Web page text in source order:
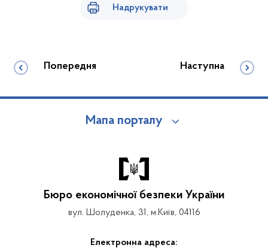
Надрукувати
Попередня Наступна
Мапа порталу
Бюро економічної безпеки України
вул. Шолуденка, 31, м.Київ, 04116
Електронна адреса: